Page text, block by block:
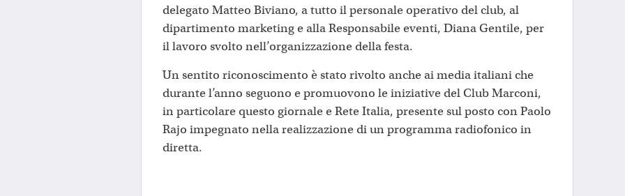
delegato Matteo Biviano, a tutto il personale operativo del club, al
dipartimento marketing e alla Responsabile eventi, Diana Gentile, per
il lavoro svolto nell’organizzazione della festa.
Un sentito riconoscimento è stato rivolto anche ai media italiani che
durante l’anno seguono e promuovono le iniziative del Club Marconi,
in particolare questo giornale e Rete Italia, presente sul posto con Paolo
Rajo impegnato nella realizzazione di un programma radiofonico in
diretta.